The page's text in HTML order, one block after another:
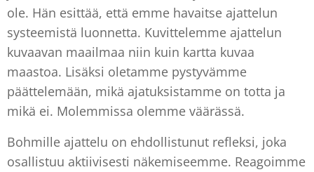
ole. Hän esittää, että emme havaitse ajattelun
systeemistä luonnetta. Kuvittelemme ajattelun
kuvaavan maailmaa niin kuin kartta kuvaa
maastoa. Lisäksi oletamme pystyvämme
päättelemään, mikä ajatuksistamme on totta ja
mikä ei. Molemmissa olemme väärässä.
Bohmille ajattelu on ehdollistunut refleksi, joka
osallistuu aktiivisesti näkemiseemme. Reagoimme